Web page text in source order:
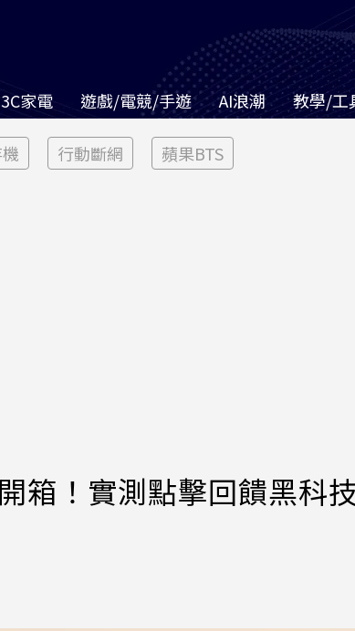
3C家電 遊戲/電競/手遊 AI浪潮 教學/工
行動斷網 蘋果BTS
箱！實測點擊回饋黑科